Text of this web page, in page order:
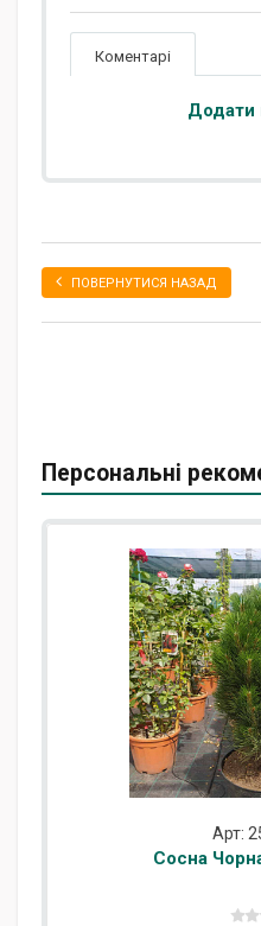
Коментарі
Додати
ПОВЕРНУТИСЯ НАЗАД
Персональні
Арт:
Сосна